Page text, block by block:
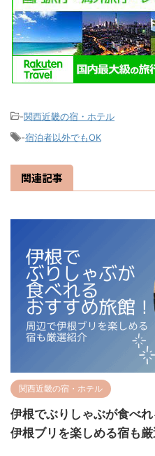
-関西近畿の宿・ホテル
-宿泊者以外でもOK
関連記事
関西近畿の宿・ホテル
伊根でぶりしゃぶが食べ
伊根ブリを楽しめる宿も